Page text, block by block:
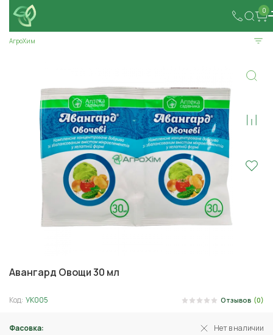
0
АгроХим
Авангард Овощи 30 мл
Код: УК005 Отзывов (0)
Фасовка: Нет в наличии